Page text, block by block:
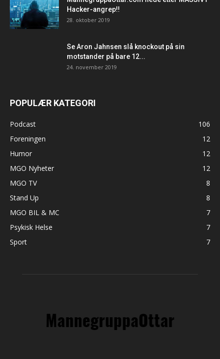
Hacker-angrep!!
28. oktober 2019
Se Aron Jahnsen slå knockout på sin
motstander på bare 12...
24. november 2019
POPULÆR KATEGORI
Podcast
106
Foreningen
12
Humor
12
MGO Nyheter
12
MGO TV
8
Stand Up
8
MGO BIL & MC
7
Psykisk Helse
7
Sport
7